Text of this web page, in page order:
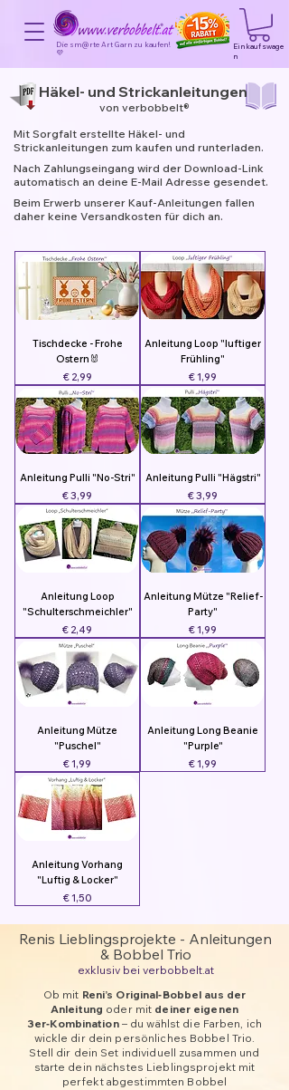
Die sm@rte Art Garn zu kaufen!
💜
Einkaufswage
n
Häkel- und Strickanleitungen
von verbobbelt®
Mit Sorgfalt erstellte Häkel- und
Strickanleitungen zum kaufen und runterladen.
Nach Zahlungseingang wird der Download-Link
automatisch an deine E-Mail Adresse gesendet.
Beim Erwerb unserer Kauf-Anleitungen fallen
daher keine Versandkosten für dich an.
Tischdecke - Frohe
Ostern🐰
Preis
€ 2,99
Anleitung Loop "luftiger
Frühling"
Preis
€ 1,99
Anleitung Pulli "No-Stri"
Preis
€ 3,99
Anleitung Pulli "Hägstri"
Preis
€ 3,99
Anleitung Loop
"Schulterschmeichler"
Preis
€ 2,49
Anleitung Mütze "Relief-
Party"
Preis
€ 1,99
Anleitung Mütze
"Puschel"
Preis
€ 1,99
Anleitung Long Beanie
"Purple"
Preis
€ 1,99
Anleitung Vorhang
"Luftig & Locker"
Preis
€ 1,50
Renis Lieblingsprojekte - Anleitungen
& Bobbel Trio
exklusiv bei verbobbelt.at
Ob mit Reni’s Original‑Bobbel aus der
Anleitung oder mit deiner eigenen
3er‑Kombination– du wählst die Farben, ich
wickle dir dein persönliches Bobbel Trio.
Stell dir dein Set individuell zusammen und
starte dein nächstes Lieblingsprojekt mit
perfekt abgestimmten Bobbel